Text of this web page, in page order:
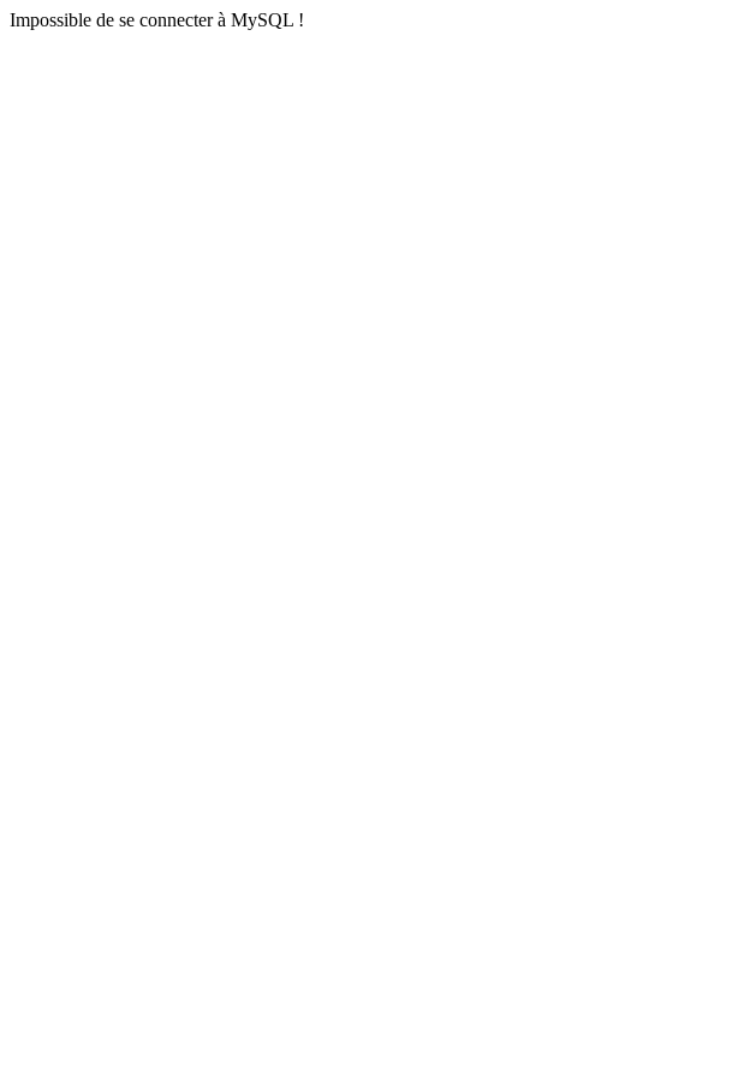
Impossible de se connecter à MySQL !